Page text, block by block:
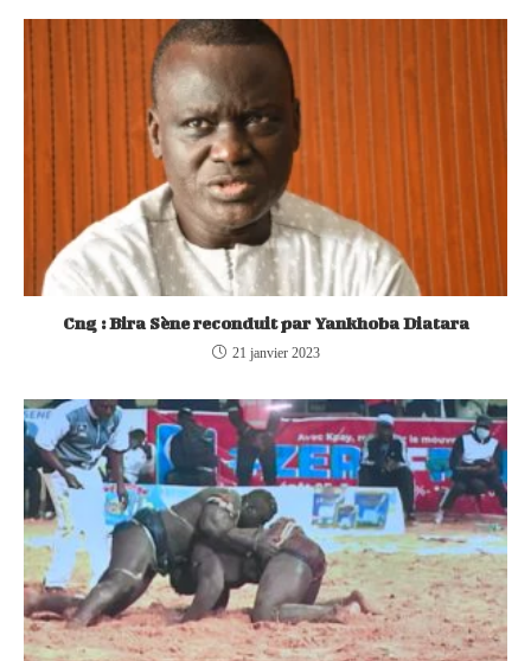
Cng : Bira Sène reconduit par Yankhoba Dia­tara
21 janvier 2023